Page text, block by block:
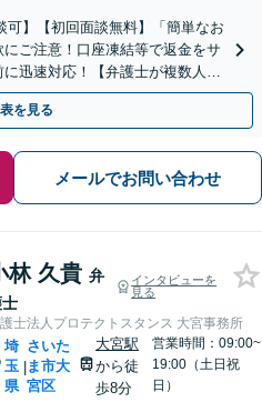
可】【初回面談無料】「簡単なお
ご注意！口座凍結等で返金をサ
迅速対応！【弁護士が複数人在
日・夜間面談可】
を見る
メールでお問い合わせ
林 久貴 弁
インタビューを
見る
士法人プロテクトスタンス 大宮事務所
埼
玉
県
|
さいた
ま市大
宮区
大宮駅
から徒
歩8分
営業時間：09:00~
19:00（土日祝
日）